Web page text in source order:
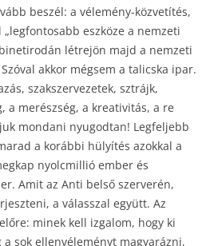
beszél: a vélemény-közvetítés,
eszköze a nemzeti
létrejön majd a nemzeti
akkor mégsem a talicska ipar.
szakszervezetek, sztrájk,
a merészség, a kreativitás, a re
mondani nyugodtan! Legfeljebb
a korábbi hülyítés azokkal a
nyolcmillió ember és
Amit az Anti belső szerverén,
a válasszal együtt. Az
minek kell izgalom, hogy ki
sok ellenvéleményt magyarázni,